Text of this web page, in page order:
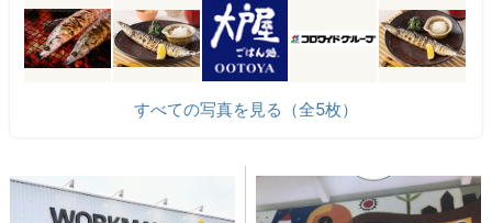
すべての写真を見る（全5枚）